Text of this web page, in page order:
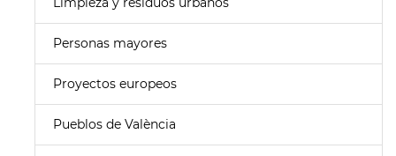
Personas mayores
Proyectos europeos
Pueblos de València